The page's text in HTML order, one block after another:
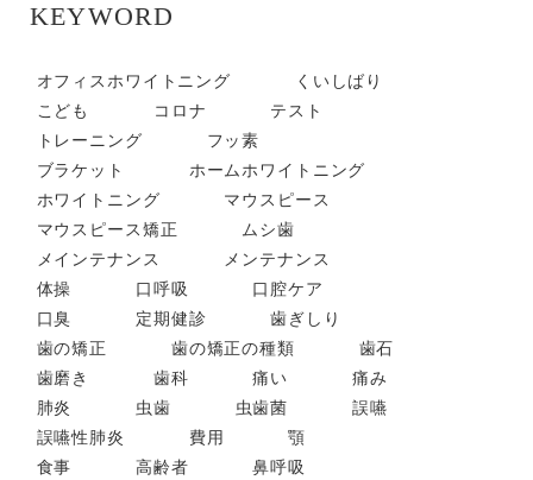
KEYWORD
オフィスホワイトニング
くいしばり
こども
コロナ
テスト
トレーニング
フッ素
ブラケット
ホームホワイトニング
ホワイトニング
マウスピース
マウスピース矯正
ムシ歯
メインテナンス
メンテナンス
体操
口呼吸
口腔ケア
口臭
定期健診
歯ぎしり
歯の矯正
歯の矯正の種類
歯石
歯磨き
歯科 痛い
痛み
肺炎
虫歯 虫歯菌
誤嚥
誤嚥性肺炎
費用
顎
食事
高齢者 鼻呼吸